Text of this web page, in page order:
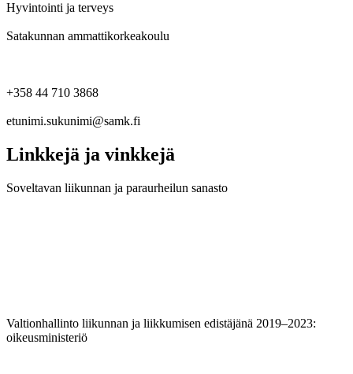
Hyvintointi ja terveys
Satakunnan ammattikorkeakoulu
+358 44 710 3868
etunimi.sukunimi@samk.fi
Linkkejä ja vinkkejä
Soveltavan liikunnan ja paraurheilun sanasto
Valtionhallinto liikunnan ja liikkumisen edistäjänä 2019–2023:
oikeusministeriö